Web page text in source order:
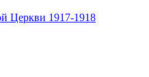
Церкви 1917-1918